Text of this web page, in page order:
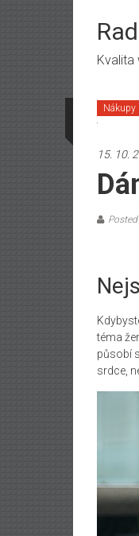
content
Kvalita
Nákupy
15. 10.
Posted
téma
působí
srdce,